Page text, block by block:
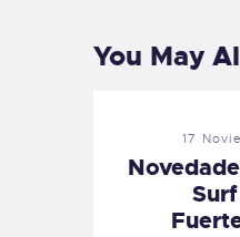
You May
17